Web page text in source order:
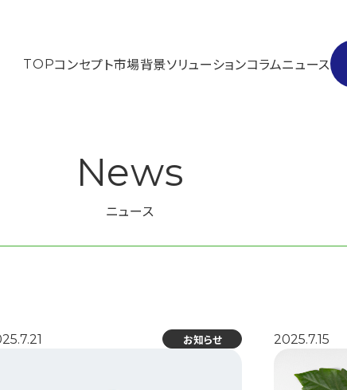
TOPコンセプト市場背景ソリューションコラムニュース
コンセプト
動画ギャラリー
News
ニュース
お知らせ 2025.7.15